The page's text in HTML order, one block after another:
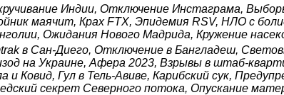
Индии, Отключение Инстаграма,
маячит, Крах FTX, Эпидемия RSV, НЛО с
Ожидания Нового Мадрида, Кружение
в Сан-Диего, Отключение в Бангладеш,
на Украине, Афера 2023, Взрывы в штаб-
и Ковид, Гул в Тель-Авиве, Карибский сук,
секрет Северного потока, Опускание